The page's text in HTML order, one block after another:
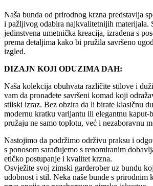
Naša bunda od prirodnog krzna predstavlja
i pažljivog odabira najkvalitetnijih materijala.
jedinstvena umetnička kreacija, izrađena s
prema detaljima kako bi pružila savršeno
izgled.
DIZAJN KOJI ODUZIMA DAH:
Naša kolekcija obuhvata različite stilove i
vam da pronađete savršeni komad koji
stilski izraz. Bez obzira da li birate klasičnu
modernu kratku varijantu ili elegantnu kaput-
pružaju ne samo toplotu, već i nezaboravnu
Nastojimo da podržimo održivu praksu i
s ponosom sarađujemo s renomiranim
etičko postupanje i kvalitet krzna.
Osvježite svoj zimski garderober uz bundu
udobnost i stil. Neka naše bunde s prirodnim